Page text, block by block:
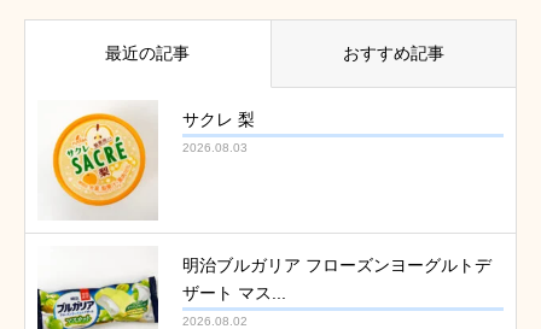
最近の記事 おすすめ記事
サクレ 梨
2026.08.03
明治ブルガリア フローズンヨーグルトデ
ザート マス...
2026.08.02